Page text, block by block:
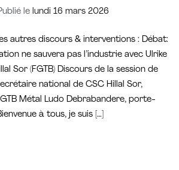
le lundi 16 mars 2026
autres discours & interventions : Débat:
ne sauvera pas l’industrie avec Ulrike
Sor (FGTB) Discours de la session de
national de CSC Hillal Sor,
Métal Ludo Debrabandere, porte-
à tous, je suis […]